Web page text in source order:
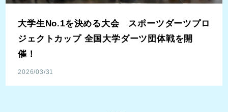
大学生No.1を決める大会 スポーツダーツプロ
ジェクトカップ 全国大学ダーツ団体戦を開
催！
2026/03/31